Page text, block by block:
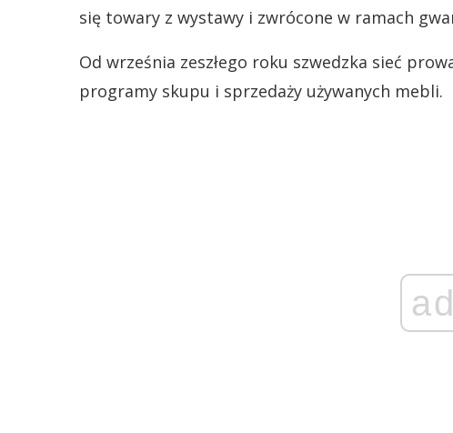
się towary z wystawy i zwrócone w ramach
Od września zeszłego roku szwedzka sieć
programy skupu i sprzedaży używanych mebli.
ad